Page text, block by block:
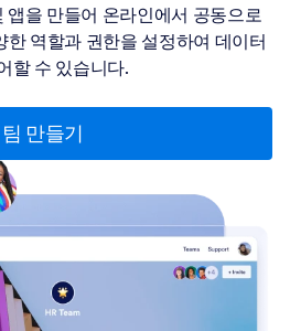
앱을 만들어 온라인에서 공동으로
한 역할과 권한을 설정하여 데이터
할 수 있습니다.
팀 만들기